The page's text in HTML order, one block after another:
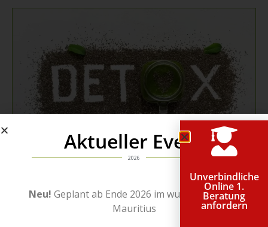
Nutzen Sie...
Aktueller Event
2026
Neu! Geplant ab Ende 2026 im wunderschönen
Mauritius
Unverbindliche
Online 1.
Beratung
anfordern